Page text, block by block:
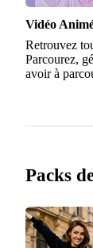
Vidéo
Retrouvez
Parcourez,
avoir à
Packs